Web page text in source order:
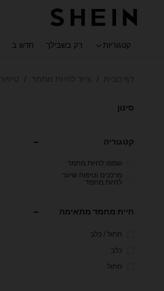
קטגוריות רק בשבילך חדש ב
/
/
סינון
קטגוריה
שמפו לחיות מחמד
מרככים וטיפוח שיער
לחיות מחמד
חיית מחמד מתאימה
חתול / כלב
כלב
חתול